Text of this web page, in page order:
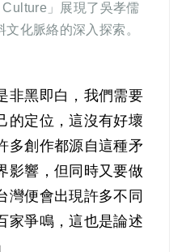
Culture」展現了吳孝儒
化脈絡的深入探索。
非黑即白，我們需要
的定位，這沒有好壞
多創作都源自這種矛
影響，但同時又要做
灣便會出現許多不同
家爭鳴，這也是論述